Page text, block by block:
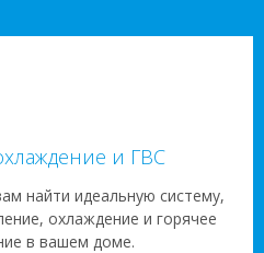
и ГВС
найти идеальную систему,
охлаждение и горячее
в вашем доме.